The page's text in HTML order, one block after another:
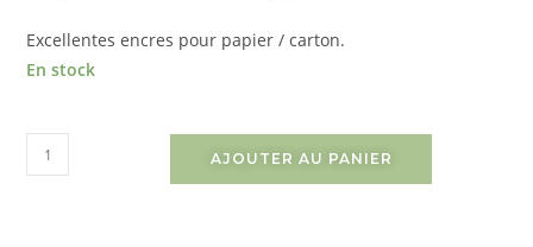
Excellentes encres pour papier / carton.
En stock
AJOUTER AU PANIER